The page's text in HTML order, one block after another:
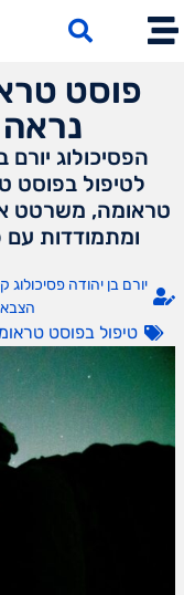
פוסט
נראה
הפסיכולוג
לטיפול בפוסט
טראומה, משרטט
ומתמודדות
יורם בן יהודה
טיפול בפוסט